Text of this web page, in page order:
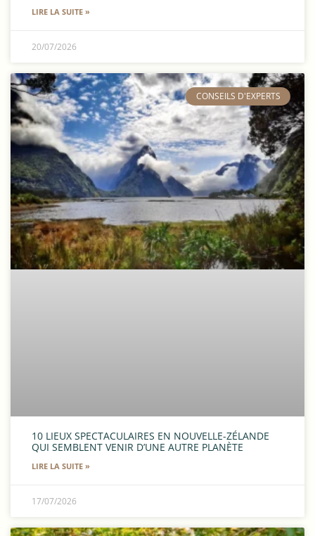
LIRE LA SUITE »
20/07/2026
​CONSEILS D'EXPERTS
10 LIEUX SPECTACULAIRES EN NOUVELLE-ZÉLANDE
QUI SEMBLENT VENIR D’UNE AUTRE PLANÈTE
LIRE LA SUITE »
17/07/2026